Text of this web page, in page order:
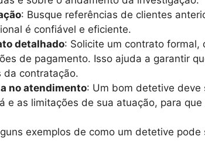
: Busque referências de clientes
é confiável e eficiente.
detalhado: Solicite um contrato formal,
de pagamento. Isso ajuda a garantir
da contratação.
no atendimento: Um bom detetive deve
e as limitações de sua atuação, para
exemplos de como um detetive pode